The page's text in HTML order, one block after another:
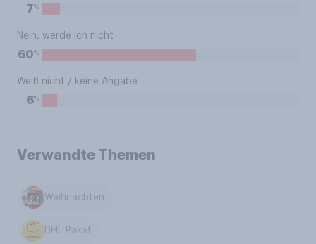
7%
Nein, werde ich nicht
60%
Weiß nicht / keine Angabe
6%
Verwandte Themen
Weihnachten
DHL Paket